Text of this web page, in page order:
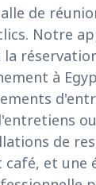
de
Notre
à
de
et une